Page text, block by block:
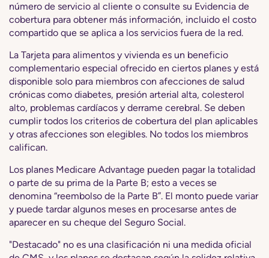
número de servicio al cliente o consulte su Evidencia de
cobertura para obtener más información, incluido el costo
compartido que se aplica a los servicios fuera de la red.
La Tarjeta para alimentos y vivienda es un beneficio
complementario especial ofrecido en ciertos planes y está
disponible solo para miembros con afecciones de salud
crónicas como diabetes, presión arterial alta, colesterol
alto, problemas cardíacos y derrame cerebral. Se deben
cumplir todos los criterios de cobertura del plan aplicables
y otras afecciones son elegibles. No todos los miembros
califican.
Los planes Medicare Advantage pueden pagar la totalidad
o parte de su prima de la Parte B; esto a veces se
denomina “reembolso de la Parte B”. El monto puede variar
y puede tardar algunos meses en procesarse antes de
aparecer en su cheque del Seguro Social.
"Destacado" no es una clasificación ni una medida oficial